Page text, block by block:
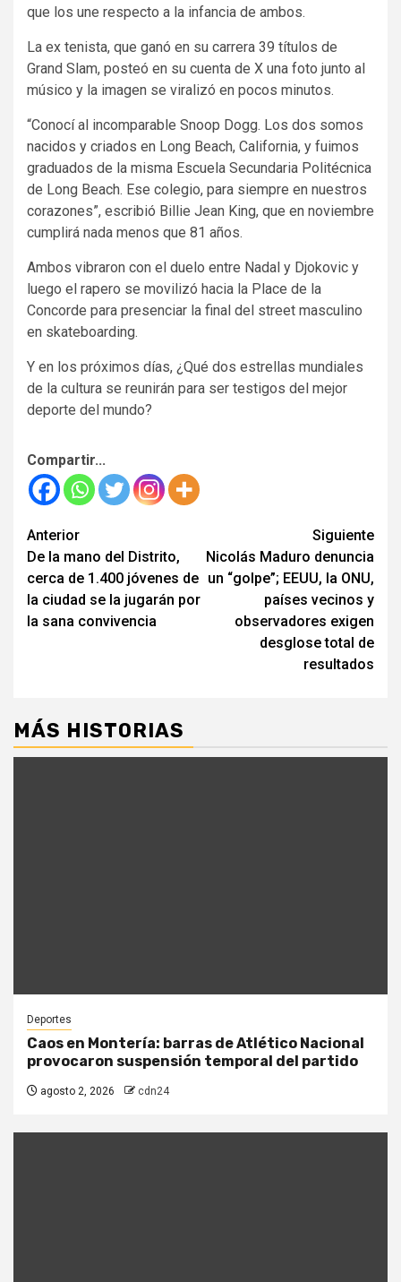
que los une respecto a la infancia de ambos.
La ex tenista, que ganó en su carrera 39 títulos de
Grand Slam, posteó en su cuenta de X una foto junto al
músico y la imagen se viralizó en pocos minutos.
“Conocí al incomparable Snoop Dogg. Los dos somos
nacidos y criados en Long Beach, California, y fuimos
graduados de la misma Escuela Secundaria Politécnica
de Long Beach. Ese colegio, para siempre en nuestros
corazones”, escribió Billie Jean King, que en noviembre
cumplirá nada menos que 81 años.
Ambos vibraron con el duelo entre Nadal y Djokovic y
luego el rapero se movilizó hacia la Place de la
Concorde para presenciar la final del street masculino
en skateboarding.
Y en los próximos días, ¿Qué dos estrellas mundiales
de la cultura se reunirán para ser testigos del mejor
deporte del mundo?
Compartir...
Seguir
leyendo
Anterior
De la mano del Distrito,
cerca de 1.400 jóvenes de
la ciudad se la jugarán por
la sana convivencia
Siguiente
Nicolás Maduro denuncia
un “golpe”; EEUU, la ONU,
países vecinos y
observadores exigen
desglose total de
resultados
MÁS HISTORIAS
Deportes
Caos en Montería: barras de Atlético Nacional
provocaron suspensión temporal del partido
agosto 2, 2026 cdn24